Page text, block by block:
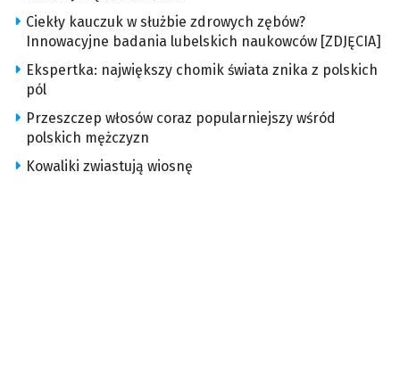
Ciekły kauczuk w służbie zdrowych zębów?
Innowacyjne badania lubelskich naukowców [ZDJĘCIA]
Ekspertka: największy chomik świata znika z polskich
pól
Przeszczep włosów coraz popularniejszy wśród
polskich mężczyzn
Kowaliki zwiastują wiosnę